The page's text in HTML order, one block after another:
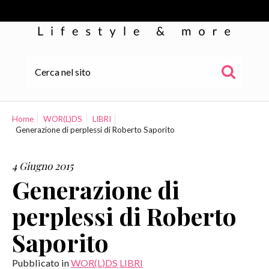
WOR(L)DS
COLLABORAZIONI
CONTATTI
Home WOR(L)DS
LIBRI
Generazione di perplessi di Roberto Saporito
4 Giugno 2015
Generazione di
perplessi di Roberto
Saporito
Pubblicato inWOR(L)DS LIBRI